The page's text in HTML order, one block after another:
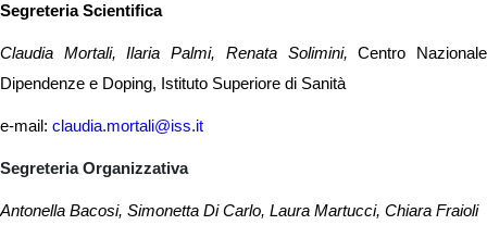
Segreteria Scientifica
Claudia Mortali, Ilaria Palmi, Renata Solimini,Centro Nazionale
Dipendenze e Doping, Istituto Superiore di Sanità
e-mail: claudia.mortali@iss.it
Segreteria Organizzativa
Antonella Bacosi, Simonetta Di Carlo, Laura Martucci, Chiara Fraioli